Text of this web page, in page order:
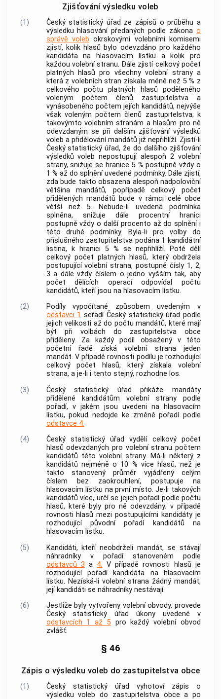
Zjišťování výsledku voleb
(1)
Český statistický úřad ze zápisů o průběhu a
výsledku hlasování předaných podle zákona o
správě voleb okrskovými volebními komisemi
zjistí, kolik hlasů bylo odevzdáno pro každého
kandidáta na hlasovacím lístku a kolik pro
každou volební stranu. Dále zjistí celkový počet
platných hlasů pro všechny volební strany a
která z volebních stran získala méně než 5 % z
celkového počtu platných hlasů poděleného
voleným počtem členů zastupitelstva a
vynásobeného počtem jejích kandidátů, nejvýše
však voleným počtem členů zastupitelstva; k
takovýmto volebním stranám a hlasům pro ně
odevzdaným se při dalším zjišťování výsledků
voleb a přidělování mandátů již nepřihlíží. Zjistí-li
Český statistický úřad, že do dalšího zjišťování
výsledků voleb nepostupují alespoň 2 volební
strany, snižuje se hranice 5 % postupně vždy o
1 % až do splnění uvedené podmínky. Dále zjistí,
zda bude takto obsazena alespoň nadpoloviční
většina mandátů, popřípadě celkový počet
přidělených mandátů bude v rámci celé obce
větší než 5. Nebude-li uvedená podmínka
splněna, snižuje dále procentní hranici
postupně vždy o další procento až do splnění i
této druhé podmínky. Byla-li pro volby do
příslušného zastupitelstva podána 1 kandidátní
listina, k hranici 5 % se nepřihlíží. Poté dělí
celkový počet platných hlasů, který obdržela
postupující volební strana, postupně čísly 1, 2,
3 a dále vždy číslem o jedno vyšším tak, aby
počet dělících operací odpovídal počtu
kandidátů, kteří jsou na hlasovacím lístku.
(2)
Podíly vypočítané způsobem uvedeným v
odstavci 1 seřadí Český statistický úřad podle
jejich velikosti až do počtu mandátů, které mají
být při volbách do zastupitelstva obce
přiděleny. Za každý podíl obsažený v této
početní řadě získá volební strana jeden
mandát. V případě rovnosti podílu je rozhodující
celkový počet hlasů, který získala volební
strana, a je-li i tento stejný, rozhodne los.
(3)
Český statistický úřad přikáže mandáty
přidělené kandidátům volební strany podle
pořadí, v jakém jsou uvedeni na hlasovacím
lístku, pokud nedojde ke změně pořadí podle
odstavce 4.
(4)
Český statistický úřad vydělí celkový počet
hlasů odevzdaných pro volební stranu počtem
kandidátů této volební strany. Má-li některý z
kandidátů nejméně o 10 % více hlasů, než je
takto stanovený průměr vyjádřený celým
číslem bez zaokrouhlení, postupuje na
hlasovacím lístku na první místo. Je-li takových
kandidátů více, určí se jejich pořadí podle počtu
hlasů, které byly pro ně odevzdány; v případě
rovnosti hlasů mezi postupujícími kandidáty je
rozhodující původní pořadí kandidátů na
hlasovacím lístku.
(5)
Kandidáti, kteří neobdrželi mandát, se stávají
náhradníky v pořadí stanoveném podle
odstavců 3 a 4. V případě rovnosti hlasů je
rozhodující pořadí kandidáta na hlasovacím
lístku. Nezíská-li volební strana žádný mandát,
její kandidáti se náhradníky nestávají.
(6)
Jestliže byly vytvořeny volební obvody, provede
Český statistický úřad úkony uvedené v
odstavcích 1 až 5pro každý volební obvod
zvlášť.
§ 46
Zápis o výsledku voleb do zastupitelstva obce
(1)
Český statistický úřad vyhotoví zápis o
výsledku voleb do zastupitelstva obce a po